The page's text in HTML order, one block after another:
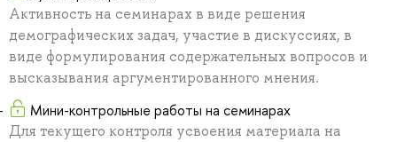
Активность на семинарах в виде решения
демографических задач, участие в дискуссиях, в
виде формулирования содержательных вопросов и
высказывания аргументированного мнения.
Мини-контрольные работы на семинарах
Для текущего контроля усвоения материала на